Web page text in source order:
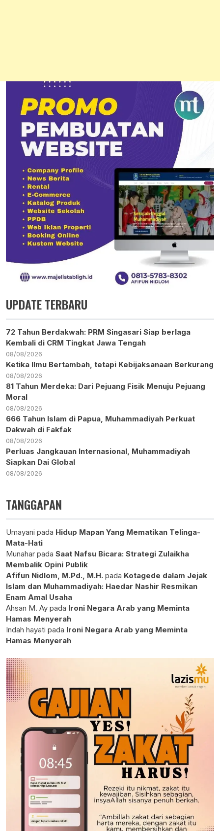
UPDATE TERBARU
72 Tahun Berdakwah: PRM Singasari Siap berlaga
Kembali di CRM Tingkat Jawa Tengah
08/08/2026
Ketika Ilmu Bertambah, tetapi Kebijaksanaan Berkurang
08/08/2026
81 Tahun Merdeka: Dari Pejuang Fisik Menuju Pejuang
Moral
08/08/2026
666 Tahun Islam di Papua, Muhammadiyah Perkuat
Dakwah di Fakfak
08/08/2026
Perluas Jangkauan Internasional, Muhammadiyah
Siapkan Dai Global
08/08/2026
TANGGAPAN
Umayani pada Hidup Mapan Yang Mematikan Telinga-
Mata-Hati
Munahar pada Saat Nafsu Bicara: Strategi Zulaikha
Membalik Opini Publik
Afifun Nidlom, M.Pd., M.H. pada Kotagede dalam Jejak
Islam dan Muhammadiyah: Haedar Nashir Resmikan
Enam Amal Usaha
Ahsan M. Ay pada Ironi Negara Arab yang Meminta
Hamas Menyerah
Indah hayati pada Ironi Negara Arab yang Meminta
Hamas Menyerah